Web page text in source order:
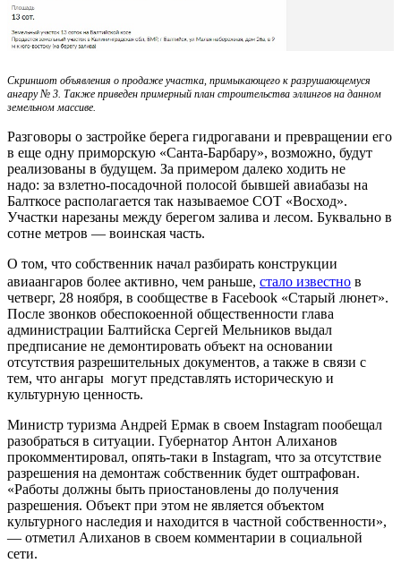
Скриншот объявления о продаже участка, примыкающего к разрушающемуся
ангару № 3. Также приведен примерный план строительства эллингов на данном
земельном массиве.
Разговоры о застройке берега гидрогавани и превращении его
в еще одну приморскую «Санта-Барбару», возможно, будут
реализованы в будущем. За примером далеко ходить не
надо: за взлетно-посадочной полосой бывшей авиабазы на
Балткосе располагается так называемое СОТ «Восход».
Участки нарезаны между берегом залива и лесом. Буквально в
сотне метров — воинская часть.
О том, что собственник начал разбирать конструкции
авиаангаров более активно, чем раньше, стало известно в
четверг, 28 ноября, в сообществе в Facebook «Старый люнет».
После звонков обеспокоенной общественности глава
администрации Балтийска Сергей Мельников выдал
предписание не демонтировать объект на основании
отсутствия разрешительных документов, а также в связи с
тем, что ангары могут представлять историческую и
культурную ценность.
Министр туризма Андрей Ермак в своем Instagram пообещал
разобраться в ситуации. Губернатор Антон Алиханов
прокомментировал, опять-таки в Instagram, что за отсутствие
разрешения на демонтаж собственник будет оштрафован.
«Работы должны быть приостановлены до получения
разрешения. Объект при этом не является объектом
культурного наследия и находится в частной собственности»,
— отметил Алиханов в своем комментарии в социальной
сети.